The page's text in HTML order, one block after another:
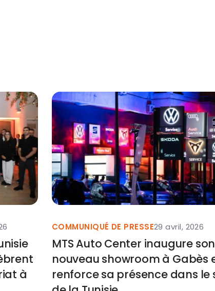
à
COMMUNIQUÉ DE PRESSE29 avril, 2026
MTS Auto Center inaugure son
nouveau showroom à Gabès
renforce sa présence dans le